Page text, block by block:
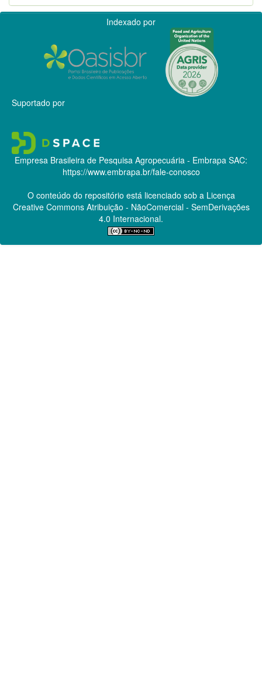
Indexado por
Suportado por
Empresa Brasileira de Pesquisa Agropecuária - Embrapa SAC:
https://www.embrapa.br/fale-conosco
O conteúdo do repositório está licenciado sob a Licença
Creative CommonsAtribuição - NãoComercial - SemDerivações
4.0 Internacional.